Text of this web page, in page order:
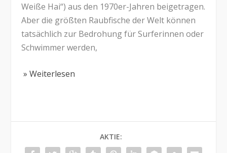
Weiße Hai“) aus den 1970er-Jahren beigetragen.
Aber die größten Raubfische der Welt können
tatsächlich zur Bedrohung für Surferinnen oder
Schwimmer werden,
» Weiterlesen
AKTIE: